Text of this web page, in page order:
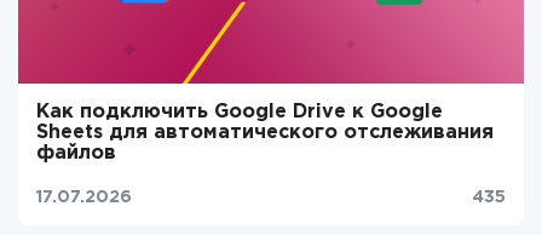
Как подключить Google Drive к Google
Sheets для автоматического отслеживания
файлов
17.07.2026 435